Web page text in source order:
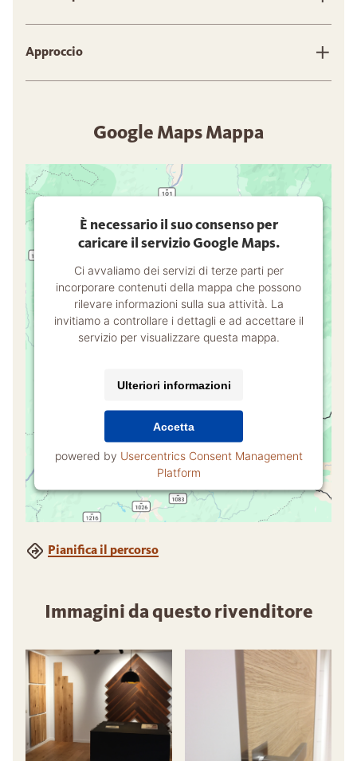
Approccio
Google Maps Mappa
È necessario il suo consenso per
caricare il servizio Google Maps.
Ci avvaliamo dei servizi di terze parti per
incorporare contenuti della mappa che possono
rilevare informazioni sulla sua attività. La
invitiamo a controllare i dettagli e ad accettare il
servizio per visualizzare questa mappa.
Ulteriori informazioni
Accetta
powered by Usercentrics Consent Management
Platform
Pianifica il percorso
Immagini da questo rivenditore